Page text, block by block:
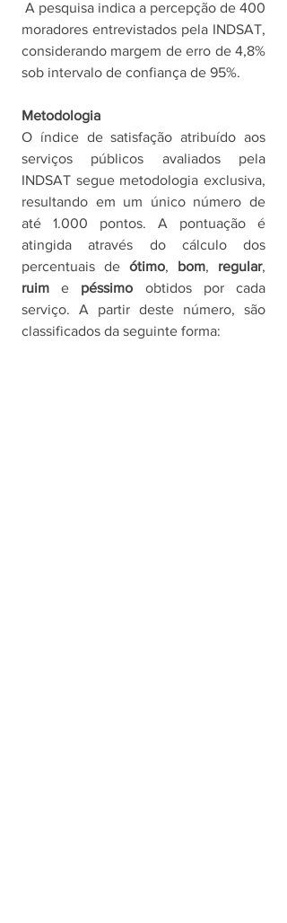
moradores entrevistados pela INDSAT,
considerando margem de erro de 4,8%
sob intervalo de confiança de 95%.
Metodologia
O índice de satisfação atribuído aos
serviços públicos avaliados pela
INDSAT segue metodologia exclusiva,
resultando em um único número de
até 1.000 pontos. A pontuação é
atingida através do cálculo dos
percentuais de ótimo, bom, regular
ruim e péssimo obtidos por cada
serviço. A partir deste número, são
classificados da seguinte forma: